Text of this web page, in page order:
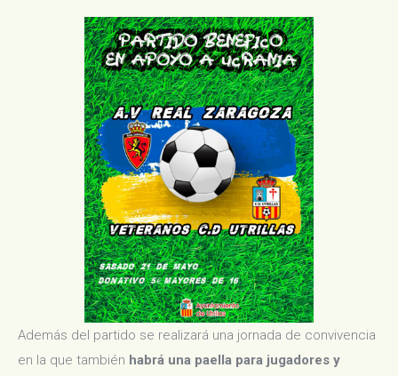
Además del partido se realizará una jornada de convivencia
en la que también habrá una paella para jugadores y